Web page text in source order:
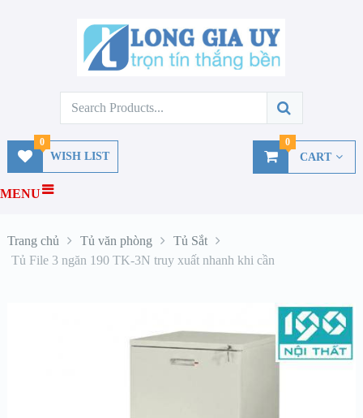
WISH LIST
0
CART
0
MENU
Trang chủ Tủ văn phòng
Tủ Sắt
Tủ File 3 ngăn 190 TK-3N truy xuất nhanh khi cần